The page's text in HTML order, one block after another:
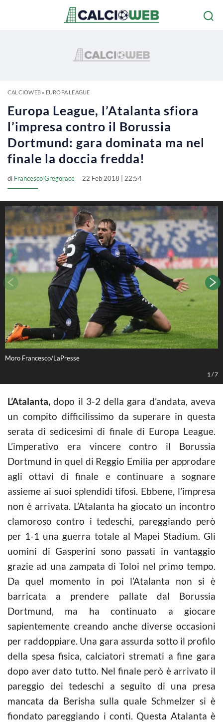
CALCIOWEB» EUROPA LEAGUE
Europa League, l’Atalanta sfiora
l’impresa contro il Borussia
Dortmund: gara dominata ma nel
finale la doccia fredda!
di Francesco Gregorace 22 Feb 2018 | 22:54
Moro Francesco/LaPresse
1 /7
L’Atalanta, dopo il 3-2 della gara d’andata, aveva
un compito difficilissimo da superare in questa
serata di sedicesimi di finale di Europa League.
L’imperativo era vincere contro il Borussia
Dortmund in quel di Reggio Emilia per approdare
agli ottavi di finale e continuare a sognare
assieme ai suoi splendidi tifosi. Ebbene, l’impresa
non è arrivata. L’Atalanta ha giocato un incontro
clamoroso contro i tedeschi, pareggiando però
per 1-1 una guerra totale al Mapei Stadium. Gli
uomini di Gasperini sono passati in vantaggio
grazie ad una zampata di Toloi nel primo tempo.
Da quel momento in poi l’Atalanta non si è
barricata a prendere pallate dal Borussia
Dortmund, ma ha continuato a giocare
sapientemente creando anche diverse occasioni
per raddoppiare. Una gara assurda sotto il profilo
della spesa fisica, calciatori stremati a fine gara
dopo aver dato tutto. Nel finale però è arrivato il
pareggio dei tedeschi a seguito di una presa
mancata da Berisha sulla quale Schmelzer si è
fiondato pareggiando i conti. Questa Atalanta è